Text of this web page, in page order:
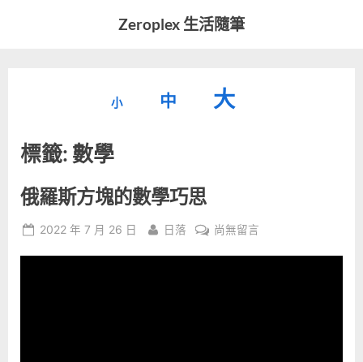
Zeroplex 生活隨筆
發
事
小
小。
中
重
型
大
小。
大
大
標籤: 數學
俄羅斯方塊的數學巧思
Posted
2022 年 7 月 26 日 By
日落
在
尚無留言